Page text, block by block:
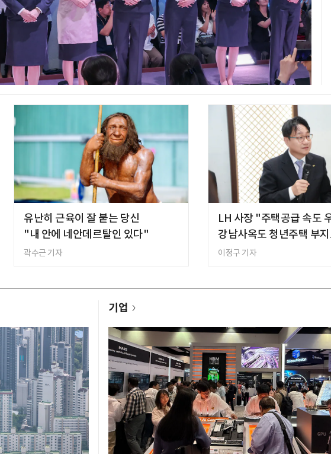
유난히 근육이 잘 붙는 당신
"내 안에 네안데르탈인 있다"
곽수근 기자
LH 사장 "주택공급 속도
강남사옥도 청년주택 부
이정구 기자
기업